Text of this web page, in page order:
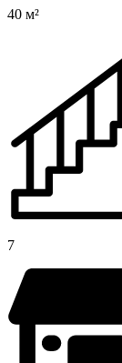
40 м²
7